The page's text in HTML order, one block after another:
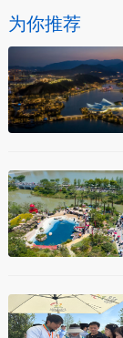
为你推荐